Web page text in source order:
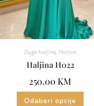
Duge haljine, Haljine
Haljina H022
250.00 KM
Odaberi opcije